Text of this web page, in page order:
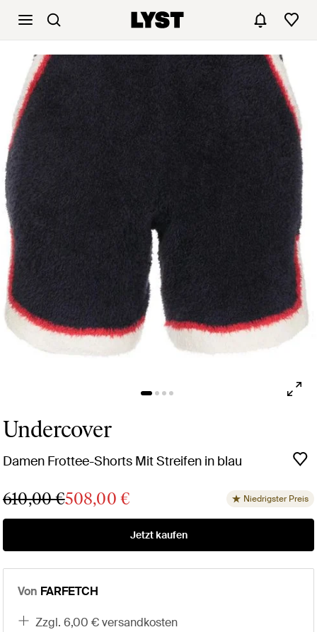
Undercover
Damen Frottee-Shorts Mit Streifen in blau
610,00 €508,00 € Niedrigster Preis
Jetzt kaufen
Von FARFETCH
zzgl. 6,00 € versandkosten